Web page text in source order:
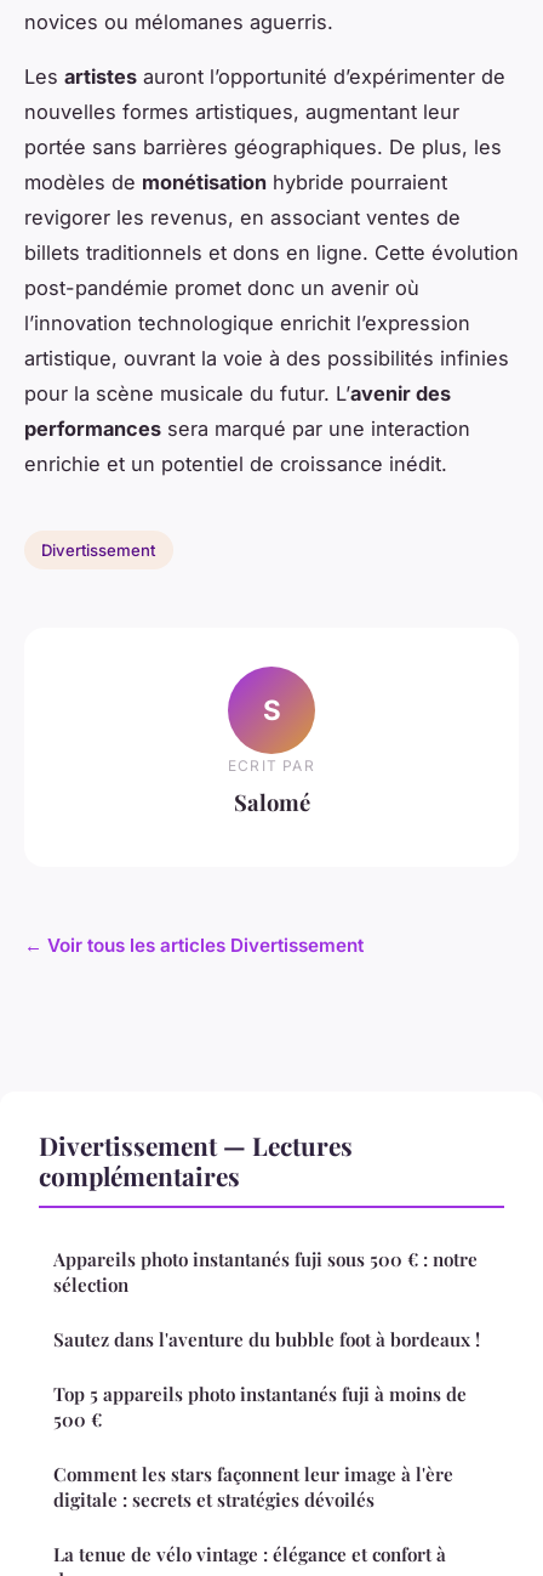
novices ou mélomanes aguerris.
Les artistes auront l’opportunité d’expérimenter de
nouvelles formes artistiques, augmentant leur
portée sans barrières géographiques. De plus, les
modèles de monétisation hybride pourraient
revigorer les revenus, en associant ventes de
billets traditionnels et dons en ligne. Cette évolution
post-pandémie promet donc un avenir où
l’innovation technologique enrichit l’expression
artistique, ouvrant la voie à des possibilités infinies
pour la scène musicale du futur. L’avenir des
performances sera marqué par une interaction
enrichie et un potentiel de croissance inédit.
Divertissement
S
ECRIT PAR
Salomé
← Voir tous les articles Divertissement
Divertissement — Lectures
complémentaires
Appareils photo instantanés fuji sous 500 € : notre
sélection
Sautez dans l'aventure du bubble foot à bordeaux !
Top 5 appareils photo instantanés fuji à moins de
500 €
Comment les stars façonnent leur image à l'ère
digitale : secrets et stratégies dévoilés
La tenue de vélo vintage : élégance et confort à